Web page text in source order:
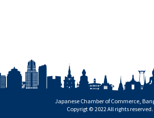
Japanese Chamber of Commerce,
Copyrigt © 2022 All rights reserved.